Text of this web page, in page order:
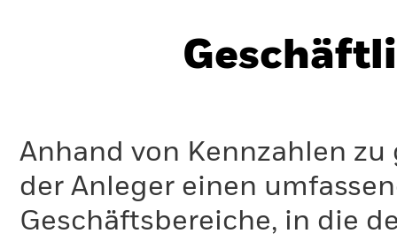
Anhand von Kennzahlen
der Anleger einen
Geschäftsbereiche, in die